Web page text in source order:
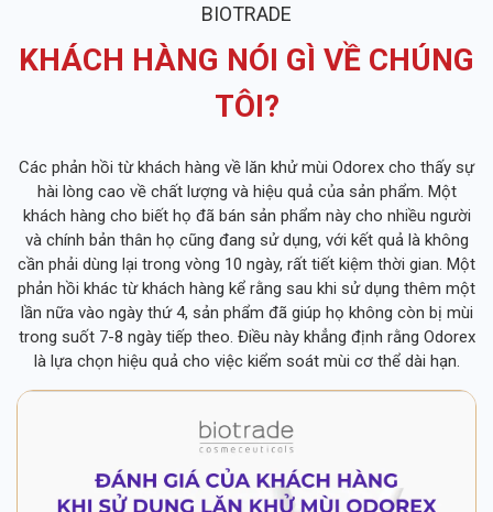
BIOTRADE
KHÁCH HÀNG NÓI GÌ VỀ CHÚNG
TÔI?
Các phản hồi từ khách hàng về lăn khử mùi Odorex cho thấy sự
hài lòng cao về chất lượng và hiệu quả của sản phẩm. Một
khách hàng cho biết họ đã bán sản phẩm này cho nhiều người
và chính bản thân họ cũng đang sử dụng, với kết quả là không
cần phải dùng lại trong vòng 10 ngày, rất tiết kiệm thời gian. Một
phản hồi khác từ khách hàng kể rằng sau khi sử dụng thêm một
lần nữa vào ngày thứ 4, sản phẩm đã giúp họ không còn bị mùi
trong suốt 7-8 ngày tiếp theo. Điều này khẳng định rằng Odorex
là lựa chọn hiệu quả cho việc kiểm soát mùi cơ thể dài hạn.